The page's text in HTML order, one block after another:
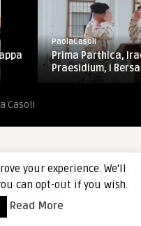
PaolaCasoli
Prima Parthica,
Praesidium, i
Casoli
your experience. We'll
can opt-out if you wish.
Read More